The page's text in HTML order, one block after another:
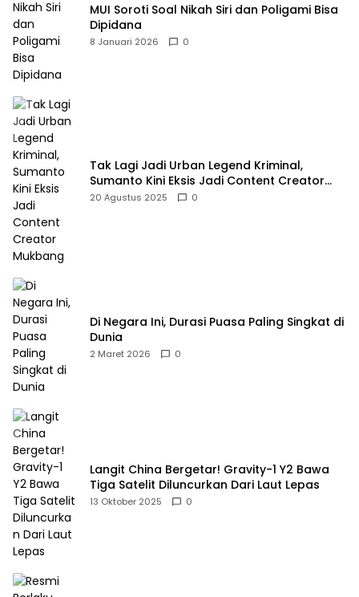
MUI Soroti Soal Nikah Siri dan Poligami Bisa
Dipidana
8 Januari 2026 0
Tak Lagi Jadi Urban Legend Kriminal,
Sumanto Kini Eksis Jadi Content Creator
Mukbang
20 Agustus 2025 0
Di Negara Ini, Durasi Puasa Paling Singkat di
Dunia
2 Maret 2026 0
Langit China Bergetar! Gravity-1 Y2 Bawa
Tiga Satelit Diluncurkan Dari Laut Lepas
13 Oktober 2025 0